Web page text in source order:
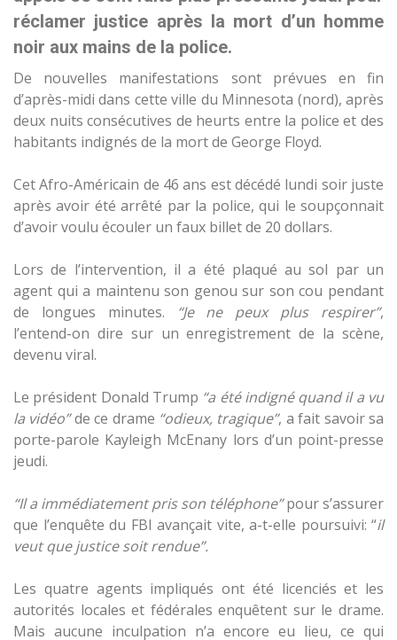
réclamer justice après la mort d’un homme
noir aux mains de la police.
De nouvelles manifestations sont prévues en fin
d’après-midi dans cette ville du Minnesota (nord), après
deux nuits consécutives de heurts entre la police et des
habitants indignés de la mort de George Floyd.
Cet Afro-Américain de 46 ans est décédé lundi soir juste
après avoir été arrêté par la police, qui le soupçonnait
d’avoir voulu écouler un faux billet de 20 dollars.
Lors de l’intervention, il a été plaqué au sol par un
agent qui a maintenu son genou sur son cou pendant
de longues minutes.
“Je ne peux plus respirer”,
l’entend-on dire sur un enregistrement de la scène,
devenu viral.
Le président Donald Trump “a été indigné quand il a vu
la vidéo”de ce drame “odieux, tragique”, a fait savoir sa
porte-parole Kayleigh McEnany lors d’un point-presse
jeudi.
“Il a immédiatement pris son téléphone”pour s’assurer
que l’enquête du FBI avançait vite, a-t-elle poursuivi: “il
veut que justice soit rendue”.
Les quatre agents impliqués ont été licenciés et les
autorités locales et fédérales enquêtent sur le drame.
Mais aucune inculpation n’a encore eu lieu, ce qui